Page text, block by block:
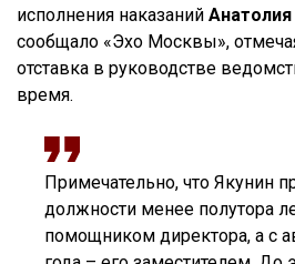
исполнения наказаний Анатолия
сообщало «Эхо Москвы»,
отставка в руководстве
время.
Примечательно, что Якунин
должности менее полутора
помощником директора, а с